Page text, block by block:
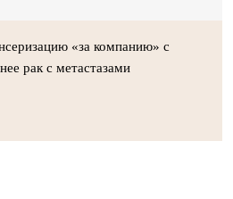
«за компанию» с
рак с метастазами